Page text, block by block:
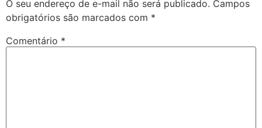
O seu endereço de e-mail não será publicado. Campos
obrigatórios são marcados com *
Comentário *